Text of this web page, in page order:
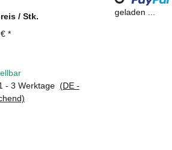
/ Stk.
*
- 3 Werktage (DE -
geladen ...